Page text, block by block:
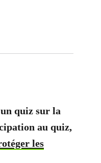
quiz sur la
au quiz,
les